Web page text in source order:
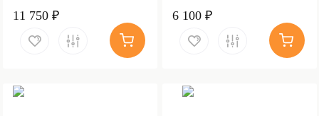
Stonewash)
11 750 ₽
Stonewash)
6 100 ₽